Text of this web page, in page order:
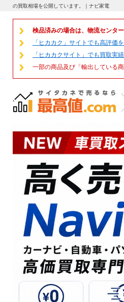
の買取相場を公開しています。｜ナビ家電
検品済みの場合は、物流センタ
「ヒカカク」サイトでも高評価
「ヒカカクサイト」でも買取実
一部の商品及び「輸出している